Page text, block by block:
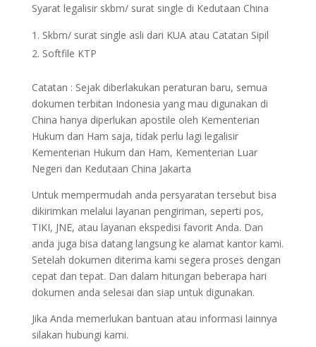
Syarat legalisir skbm/ surat single di Kedutaan China
Skbm/ surat single asli dari KUA atau Catatan Sipil
Softfile KTP
Catatan : Sejak diberlakukan peraturan baru, semua
dokumen terbitan Indonesia yang mau digunakan di
China hanya diperlukan apostile oleh Kementerian
Hukum dan Ham saja, tidak perlu lagi legalisir
Kementerian Hukum dan Ham, Kementerian Luar
Negeri dan Kedutaan China Jakarta
Untuk mempermudah anda persyaratan tersebut bisa
dikirimkan melalui layanan pengiriman, seperti pos,
TIKI, JNE, atau layanan ekspedisi favorit Anda. Dan
anda juga bisa datang langsung ke alamat kantor kami.
Setelah dokumen diterima kami segera proses dengan
cepat dan tepat. Dan dalam hitungan beberapa hari
dokumen anda selesai dan siap untuk digunakan.
Jika Anda memerlukan bantuan atau informasi lainnya
silakan hubungi kami.